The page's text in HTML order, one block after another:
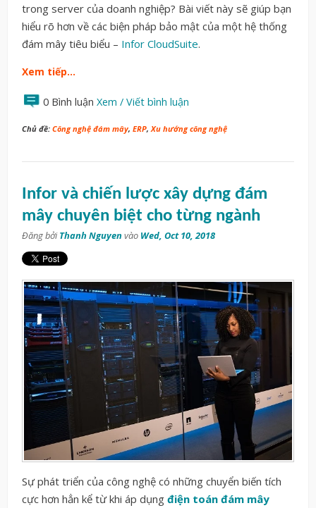
trong server của doanh nghiệp? Bài viết này sẽ giúp bạn
hiểu rõ hơn về các biện pháp bảo mật của một hệ thống
đám mây tiêu biểu – Infor CloudSuite.
Xem tiếp…
0 Bình luận Xem / Viết bình luận
Chủ đề: Công nghệ đám mây, ERP, Xu hướng công nghệ
Infor và chiến lược xây dựng đám
mây chuyên biệt cho từng ngành
Đăng bởiThanh Nguyen vào Wed, Oct 10, 2018
Sự phát triển của công nghệ có những chuyển biến tích
cực hơn hẳn kể từ khi áp dụng điện toán đám mây